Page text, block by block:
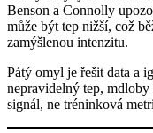
Benson a Connolly
může být tep nižší, což
zamýšlenou intenzitu.
Pátý omyl je řešit data a
nepravidelný tep,
signál, ne tréninková